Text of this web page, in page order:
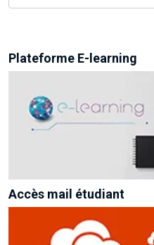
Plateforme E-learning
Accès mail étudiant